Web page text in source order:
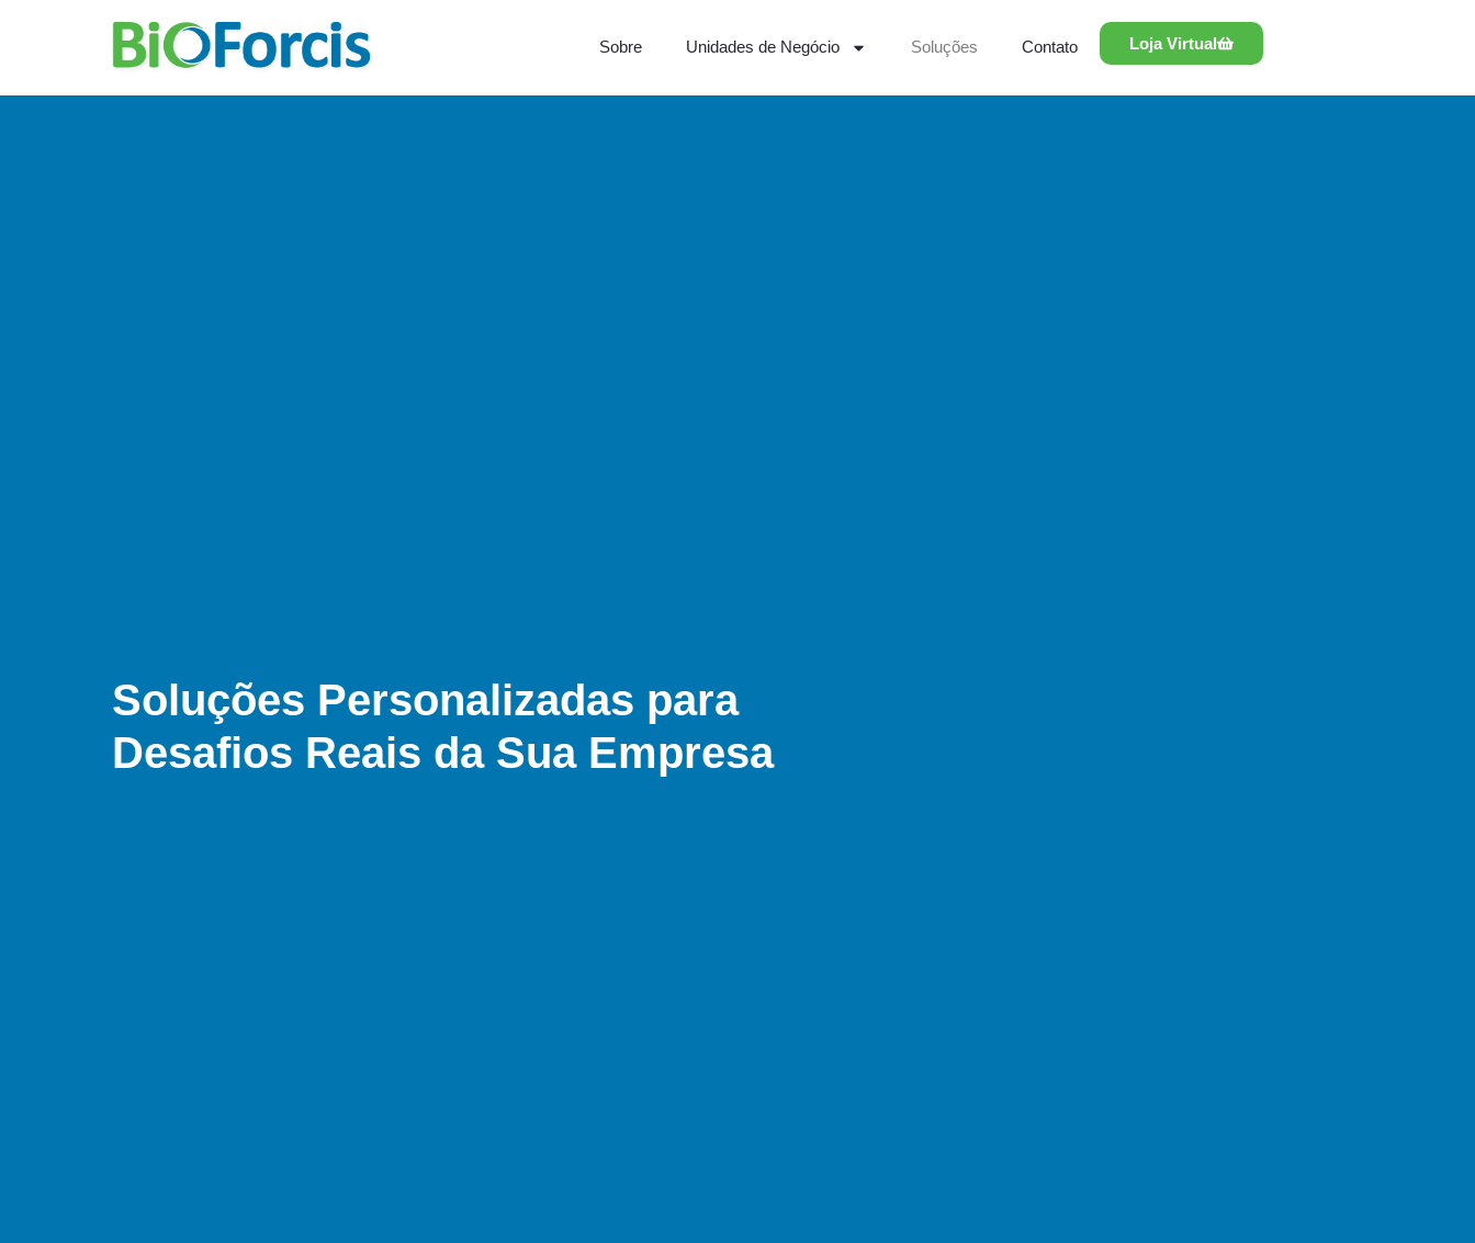
Sobre Unidades de Negócio Soluções Contato Loja Virtual
Soluções Personalizadas para
Desafios Reais da Sua Empresa